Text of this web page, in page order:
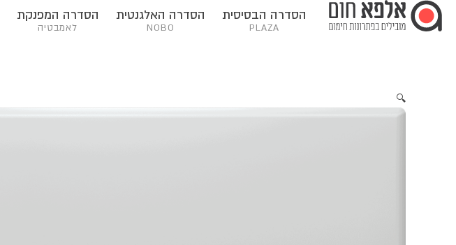
לתוכן
דילוג
לתוכן
הסדרה הבסיסית
PLAZA
הסדרה האלגנטית
NOBO
הסדרה המפנקת
לאמבטיה
🔍